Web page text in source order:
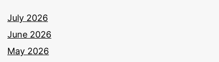
July 2026
June 2026
May 2026